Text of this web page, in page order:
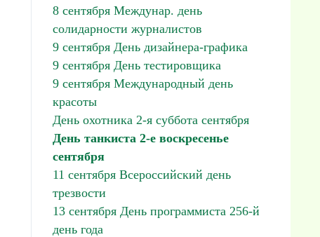
8 сентября Междунар. день
солидарности журналистов
9 сентября День дизайнера-графика
9 сентября День тестировщика
9 сентября Международный день
красоты
День охотника 2-я суббота сентября
День танкиста 2-е воскресенье
сентября
11 сентября Всероссийский день
трезвости
13 сентября День программиста 256-й
день года